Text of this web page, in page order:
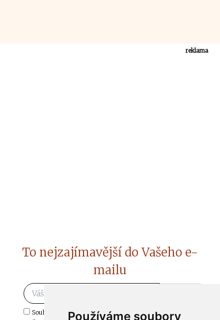
Používáme soubory
reklama
To nejzajímavější do Vašeho e-
mailu
Souhlasím s odběrem důležitých zpráv ze ČtiDoma.cz do mé e-